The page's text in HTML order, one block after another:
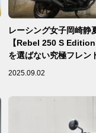
レーシング女子岡崎静
【Rebel 250 S
を選ばない究極フレン
2025.09.02